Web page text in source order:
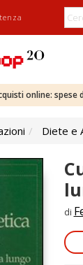
online:
Diete e
di